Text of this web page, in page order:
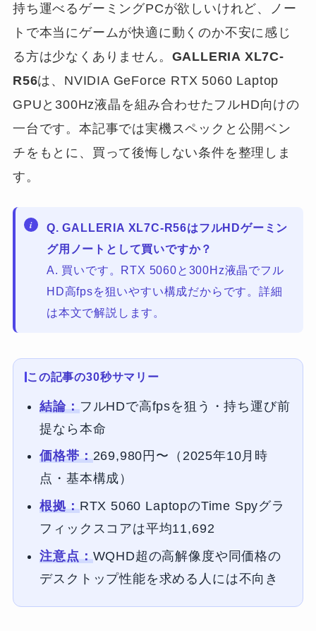
持ち運べるゲーミングPCが欲しいけれど、ノー
トで本当にゲームが快適に動くのか不安に感じ
る方は少なくありません。 GALLERIA XL7C-
R56は、NVIDIA GeForce RTX 5060 Laptop
GPUと300Hz液晶を組み合わせたフルHD向けの
一台です。本記事では実機スペックと公開ベン
チをもとに、買って後悔しない条件を整理しま
す。
Q. GALLERIA XL7C-R56はフルHDゲーミン
グ用ノートとして買いですか？
A. 買いです。RTX 5060と300Hz液晶でフル
HD高fpsを狙いやすい構成だからです。詳細
は本文で解説します。
この記事の30秒サマリー
結論：フルHDで高fpsを狙う・持ち運び前
提なら本命
価格帯：269,980円〜（2025年10月時
点・基本構成）
根拠：RTX 5060 LaptopのTime Spyグラ
フィックスコアは平均11,692
注意点：WQHD超の高解像度や同価格の
デスクトップ性能を求める人には不向き